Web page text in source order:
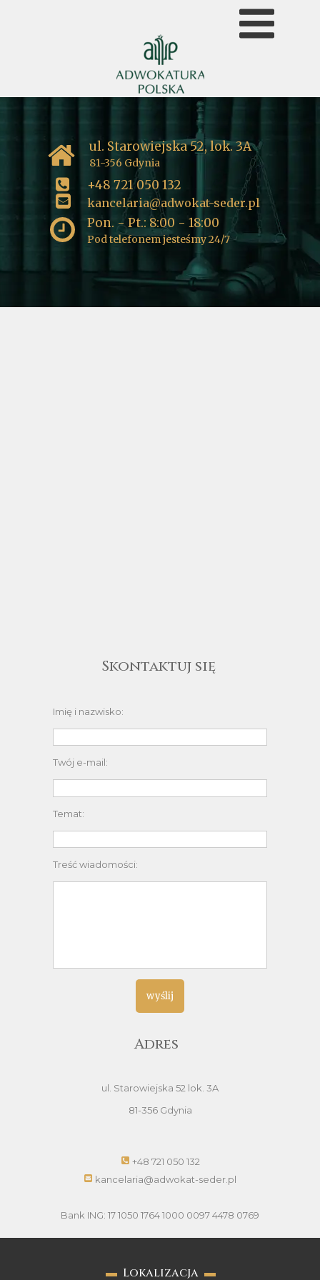
Pon. - Pt.: 8:00 - 18:00
Pod telefonem jesteśmy 24/7
+48 721 050 132
kancelaria@adwokat-seder.pl
ul. Starowiejska 52, lok. 3A
81-356 Gdynia
Skontaktuj się
Imię i nazwisko:
Twój e-mail:
Temat:
Treść wiadomości:
wyślij
Adres
ul. Starowiejska 52 lok. 3A
81-356 Gdynia
+48 721 050 132
kancelaria@adwokat-seder.pl
Bank ING: 17 1050 1764 1000 0097 4478 0769
▬ Lokalizacja ▬